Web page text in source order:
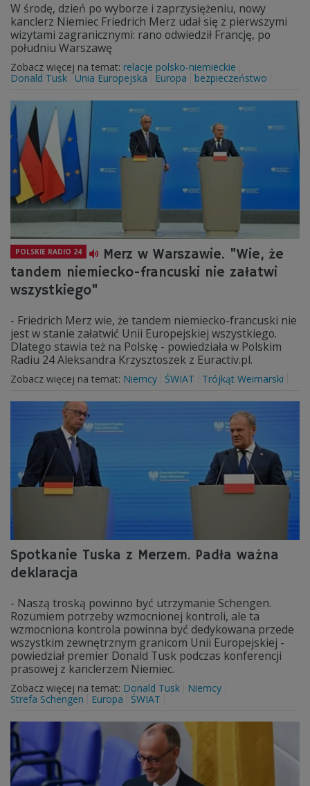
W środę, dzień po wyborze i zaprzysiężeniu, nowy
kanclerz Niemiec Friedrich Merz udał się z pierwszymi
wizytami zagranicznymi: rano odwiedził Francję, po
południu Warszawę
Zobacz więcej na temat: relacje polsko-niemieckie
Donald Tusk
Unia Europejska Europa bezpieczeństwo
POLSKIE RADIO 24
Merz w Warszawie. "Wie, że
tandem niemiecko-francuski nie załatwi
wszystkiego"
- Friedrich Merz wie, że tandem niemiecko-francuski nie
jest w stanie załatwić Unii Europejskiej wszystkiego.
Dlatego stawia też na Polskę - powiedziała w Polskim
Radiu 24 Aleksandra Krzysztoszek z Euractiv.pl.
Zobacz więcej na temat: Niemcy ŚWIAT Trójkąt Weimarski
Spotkanie Tuska z Merzem. Padła ważna
deklaracja
- Naszą troską powinno być utrzymanie Schengen.
Rozumiem potrzeby wzmocnionej kontroli, ale ta
wzmocniona kontrola powinna być dedykowana przede
wszystkim zewnętrznym granicom Unii Europejskiej -
powiedział premier Donald Tusk podczas konferencji
prasowej z kanclerzem Niemiec.
Zobacz więcej na temat: Donald Tusk
Niemcy
Strefa Schengen
Europa ŚWIAT